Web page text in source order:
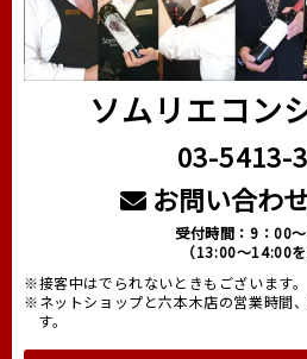
ソムリエコン
03-5413-
お問い合わ
受付時間：9：00
（13:00～14:00を
※接客中はでられないときもございます。
※ネットショップと六本木店の営業時間
す。